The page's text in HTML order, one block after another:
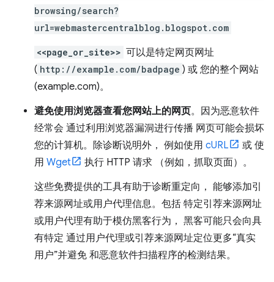
browsing/search?
url=webmastercentralblog.blogspot.com
<<page_or_site>> 可以是特定网页网址
( http://example.com/badpage ) 或 您的整个网站
(example.com)。
避免使用浏览器查看您网站上的网页。因为恶意软件
经常会 通过利用浏览器漏洞进行传播 网页可能会损坏
您的计算机。除诊断说明外， 例如使用 cURL
或 使
用 Wget
执行 HTTP 请求 （例如，抓取页面）。
这些免费提供的工具有助于诊断重定向， 能够添加引
荐来源网址或用户代理信息。包括 特定引荐来源网址
或用户代理有助于模仿黑客行为， 黑客可能只会向具
有特定 通过用户代理或引荐来源网址定位更多“真实
用户”并避免 和恶意软件扫描程序的检测结果。